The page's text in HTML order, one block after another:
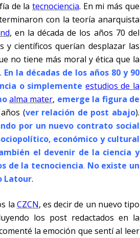
de la tecnociencia. En mi más que
con la teoría anarquista
, en la década de los años 70 del
y científicos querían desplazar las
no tiene más moral y ética que la
En la décadas de los años 80 y 90
o simplemente estudios de la
alma mater, emerge la figura de
(ver relación de post abajo).
por un nuevo contrato social
económico y cultural
el devenir de la ciencia y
de la tecnociencia. No existe un
Latour.
la CZCN, es decir de un nuevo tipo
los post redactados en la
la emoción que sentí al leer